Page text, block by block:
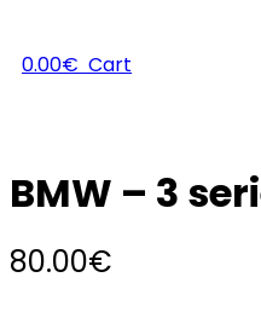
0.00€ Cart
BMW – 3
80.00€